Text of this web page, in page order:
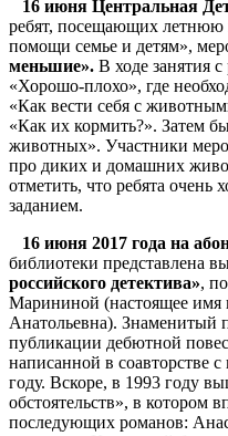
16 июня Центральная
ребят, посещающих летнюю
помощи семье и детям»,
меньшие». В ходе занятия
«Хорошо-плохо», где
«Как вести себя с
«Как их кормить?». Затем
животных». Участники
про диких и домашних
отметить, что ребята очень
заданием.
16 июня 2017 года на
библиотеки представлена
российского детектива»,
Марининой (настоящее имя
Анатольевна). Знаменитый
публикации дебютной
написанной в соавторстве
году. Вскоре, в 1993 году
обстоятельств», в котором
последующих романов: